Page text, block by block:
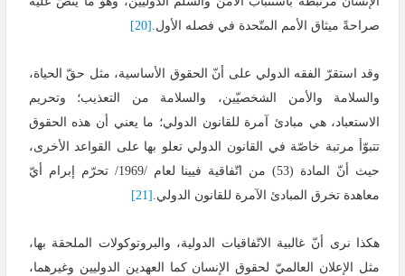
صراحةً ميثاق الأمم المتّحدة في فصله الأول. [20]
وقد استقرّ الفقه الدولي على أنّ الحقوق الأساسية، مثل حقّ الحياة،
والسلامة والأمن الشخصيّين، والسلامة من التعذيب؛ وتحريم
الاستعباد، هي مبادئ آمرة للقانون الدولي؛ ما يعني أن هذه الحقوق
تتبوّأ مرتبة خاصّة في القانون الدولي تعلو بها على القواعد الأخرى،
حيث أنّ المادة (53) من اتّفاقية فيينا لعام /1969/ تحرّم إبرام أيّ
معاهدة تخرق المبادئ الآمرة للقانون الدولي. [21]
هكذا نرى أنّ غالبية الاتّفاقيات الدولية، والبروتوكولات الملحقة بها،
مثل الإعلان العالميّ لحقوق الإنسان كما العهدين الدوليين وغيرهما،